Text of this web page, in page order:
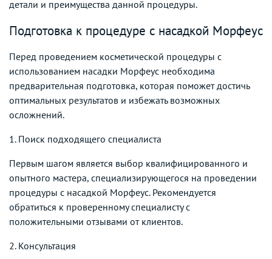
детали и преимущества данной процедуры.
Подготовка к процедуре с насадкой Морфеус
Перед проведением косметической процедуры с
использованием насадки Морфеус необходима
предварительная подготовка, которая поможет достичь
оптимальных результатов и избежать возможных
осложнений.
1. Поиск подходящего специалиста
Первым шагом является выбор квалифицированного и
опытного мастера, специализирующегося на проведении
процедуры с насадкой Морфеус. Рекомендуется
обратиться к проверенному специалисту с
положительными отзывами от клиентов.
2. Консультация